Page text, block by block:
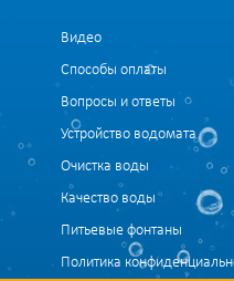
Видео
Способы оплаты
Вопросы и ответы
Устройство водомата
Очистка воды
Качество воды
Питьевые фонтаны
Политика